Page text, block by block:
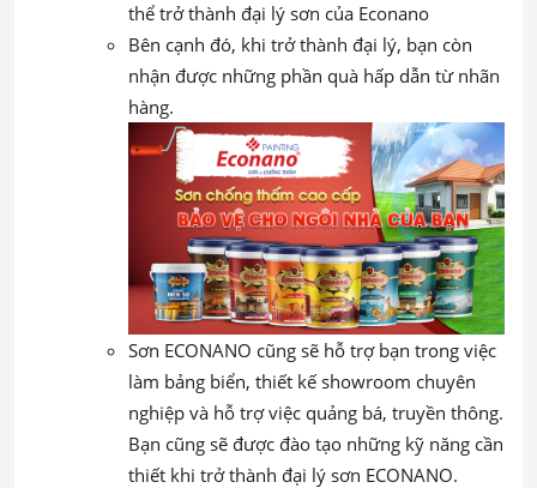
thể trở thành đại lý sơn của Econano
Bên cạnh đó, khi trở thành đại lý, bạn còn
nhận được những phần quà hấp dẫn từ nhãn
hàng.
Sơn ECONANO cũng sẽ hỗ trợ bạn trong việc
làm bảng biển, thiết kế showroom chuyên
nghiệp và hỗ trợ việc quảng bá, truyền thông.
Bạn cũng sẽ được đào tạo những kỹ năng cần
thiết khi trở thành đại lý sơn ECONANO.